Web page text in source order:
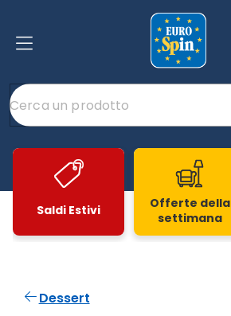
Saldi Estivi
Offerte della
settimana
Dessert